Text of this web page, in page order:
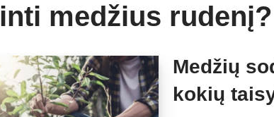
medžius rudenį?
Medžių
kokių